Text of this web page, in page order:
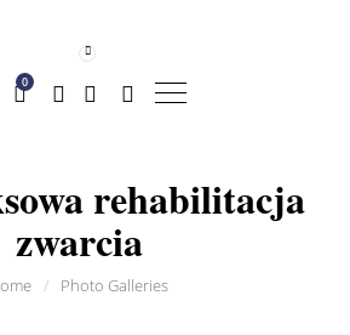
0
rehabilitacja
zwarcia
/ Photo Galleries